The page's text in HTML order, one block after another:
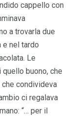
cappello con
a trovarla due
e nel tardo
Le
buono, che
condivideva
ci regalava
“… per il